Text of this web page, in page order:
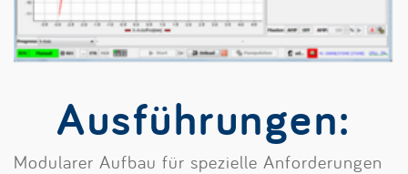
Ausführungen:
Modularer Aufbau für spezielle Anforderungen